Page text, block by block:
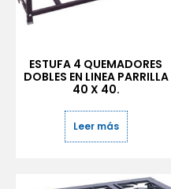
ESTUFA 4 QUEMADORES
DOBLES EN LINEA PARRILLA
40 X 40.
Leer más